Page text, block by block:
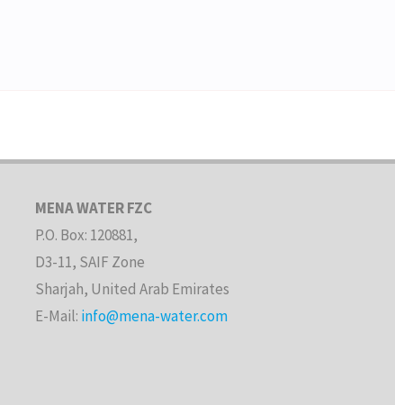
MENA WATER FZC
P.O. Box: 120881,
D3-11, SAIF Zone
Sharjah, United Arab Emirates
E-Mail: info@mena-water.com